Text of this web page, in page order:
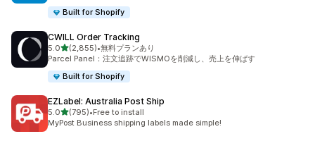
Built for Shopify
CWILL Order Tracking
5.05つ星中
(2,855)
合計レビュー数：2855件
•無料プランあり
Parcel Panel：注文追跡でWISMOを削減し、売上を伸ばす
Built for Shopify
EZLabel: Australia Post Ship
5.05つ星中
(795)
合計レビュー数：795件
•Free to install
MyPost Business shipping labels made simple!